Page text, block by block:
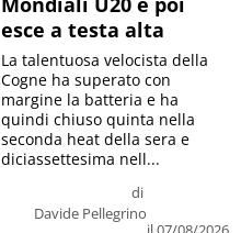
esce a testa alta
di
Davide Pellegrino
La talentuosa velocista della
Cogne ha superato con
margine la batteria e ha
quindi chiuso quinta nella
seconda heat della sera e
diciassettesima nell...